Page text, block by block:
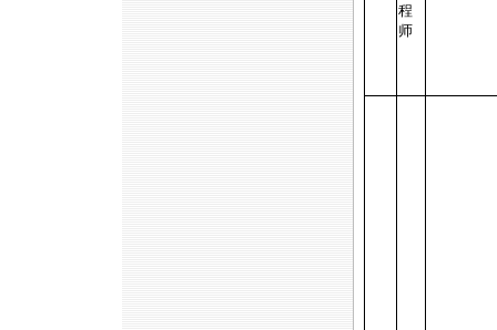
程
师